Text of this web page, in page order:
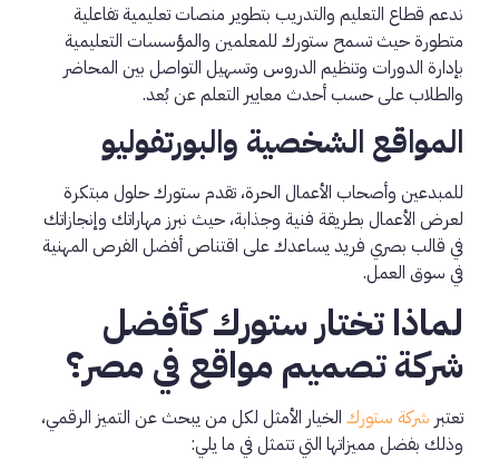
ندعم قطاع التعليم والتدريب بتطوير منصات تعليمية تفاعلية
متطورة حيث تسمح ستورك للمعلمين والمؤسسات التعليمية
بإدارة الدورات وتنظيم الدروس وتسهيل التواصل بين المحاضر
والطلاب على حسب أحدث معايير التعلم عن بُعد.
المواقع الشخصية والبورتفوليو
للمبدعين وأصحاب الأعمال الحرة، تقدم ستورك حلول مبتكرة
لعرض الأعمال بطريقة فنية وجذابة، حيث نبرز مهاراتك وإنجازاتك
في قالب بصري فريد يساعدك على اقتناص أفضل الفرص المهنية
في سوق العمل.
لماذا تختار ستورك كأفضل
شركة تصميم مواقع في مصر؟
تعتبر شركة ستورك الخيار الأمثل لكل من يبحث عن التميز الرقمي،
وذلك بفضل مميزاتها التي تتمثل في ما يلي: